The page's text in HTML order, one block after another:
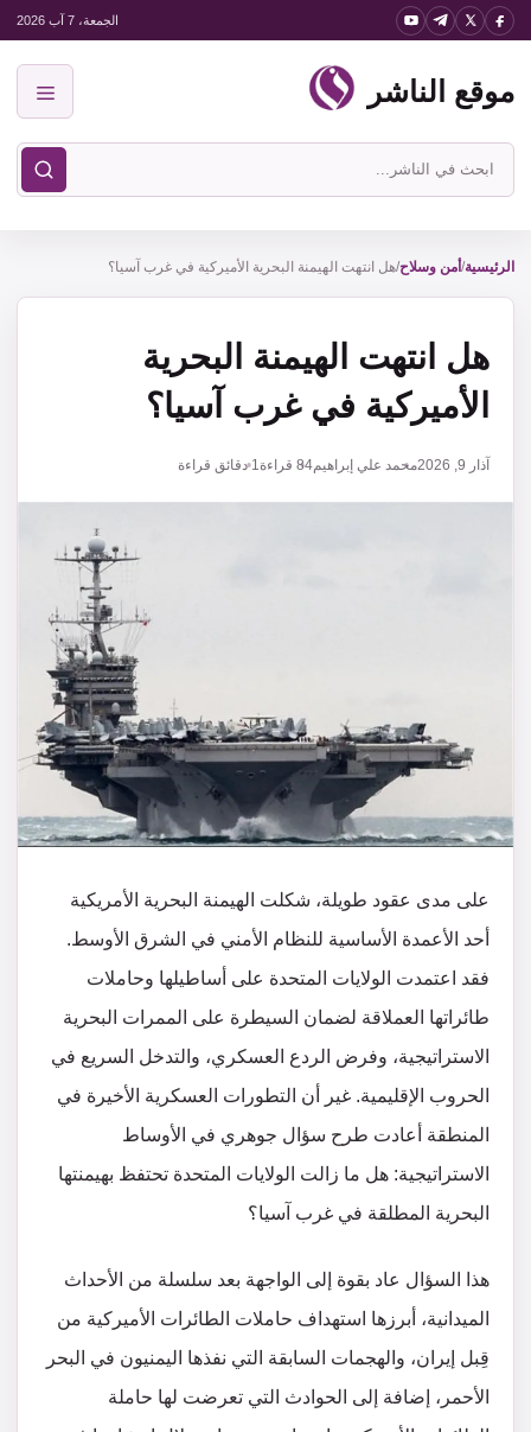
انتقل
المحتوى
الجمعة، 7 آب 2026
موقع الناشر
ابحث
في
الناشر
الرئيسية/ أمن وسلاح/هل انتهت الهيمنة البحرية الأميركية في غرب آسيا؟
هل انتهت الهيمنة البحرية
الأميركية في غرب آسيا؟
آذار 9, 2026 محمد علي إبراهيم84 قراءة1 دقائق قراءة
على مدى عقود طويلة، شكلت الهيمنة البحرية الأمريكية
أحد الأعمدة الأساسية للنظام الأمني في الشرق الأوسط.
فقد اعتمدت الولايات المتحدة على أساطيلها وحاملات
طائراتها العملاقة لضمان السيطرة على الممرات البحرية
الاستراتيجية، وفرض الردع العسكري، والتدخل السريع في
الحروب الإقليمية. غير أن التطورات العسكرية الأخيرة في
المنطقة أعادت طرح سؤال جوهري في الأوساط
الاستراتيجية: هل ما زالت الولايات المتحدة تحتفظ بهيمنتها
البحرية المطلقة في غرب آسيا؟
هذا السؤال عاد بقوة إلى الواجهة بعد سلسلة من الأحداث
الميدانية، أبرزها استهداف حاملات الطائرات الأميركية من
قِبل إيران، والهجمات السابقة التي نفذها اليمنيون في البحر
الأحمر، إضافة إلى الحوادث التي تعرضت لها حاملة